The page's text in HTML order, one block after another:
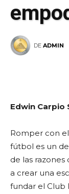
DE ADMIN
Edwin Carpio
Romper con
fútbol es un
de las
a crear una
fundar el Club